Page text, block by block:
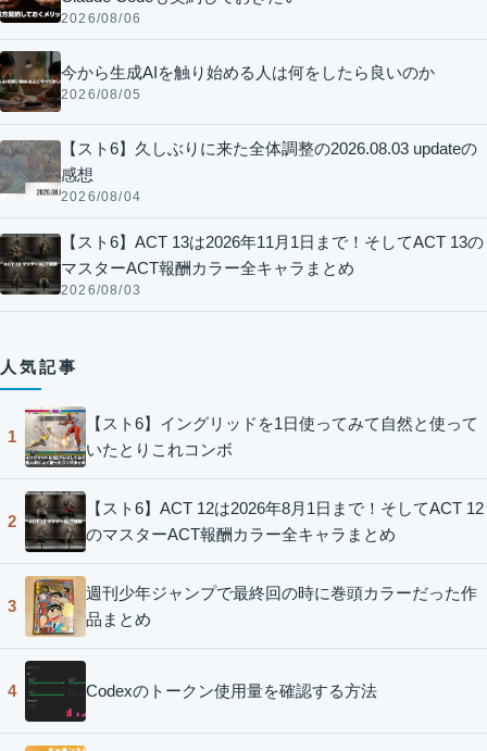
2026/08/06
今から生成AIを触り始める人は何をしたら良いのか
2026/08/05
【スト6】久しぶりに来た全体調整の2026.08.03 updateの
感想
2026/08/04
【スト6】ACT 13は2026年11月1日まで！そしてACT 13の
マスターACT報酬カラー全キャラまとめ
2026/08/03
人気記事
1
【スト6】イングリッドを1日使ってみて自然と使って
いたとりこれコンボ
2
【スト6】ACT 12は2026年8月1日まで！そしてACT 12
のマスターACT報酬カラー全キャラまとめ
3
週刊少年ジャンプで最終回の時に巻頭カラーだった作
品まとめ
4 Codexのトークン使用量を確認する方法